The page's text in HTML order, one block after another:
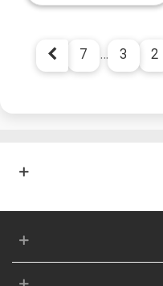
2
3
…
7 بعدی